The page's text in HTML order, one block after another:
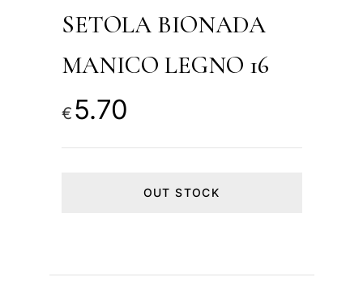
SETOLA BIONADA
MANICO LEGNO 16
€ 5.70
OUT STOCK